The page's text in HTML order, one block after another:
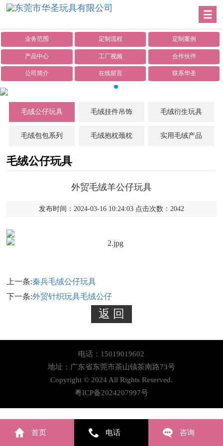
业务范围 定制流程 定制案例
产品中心 工厂视频 合作伙伴
公司简介 在线留言 联系华圣
毛绒公仔玩具 毛绒挂件吊饰 毛绒衍生玩具
毛绒包包系列 毛绒抱枕颈枕 实用毛绒产品
毛绒公仔玩具
外贸毛绒羊公仔玩具
发布时间：2024-03-16 10:24:03 点击次数：2042
上一条:秦兵毛绒公仔玩具
下一条:外贸针织玩具毛绒公仔
电话：15019019602
地址：广东省东莞市茶山镇茶南路73号
Copyright © 2024 All Rights Reserved.
粤ICP备2024207997号
首页 电话 咨询